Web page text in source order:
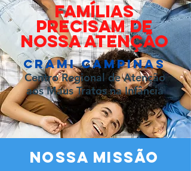
famílias
precisam de
NOSSA atenção
CRAMI CAMPINAS
Centro Regional de Atenção
aos Maus Tratos na Infância
NOSSA MISSÃO